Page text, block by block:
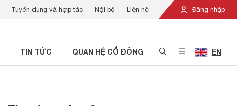
Đăng nhập
Tuyển dụng và hợp tác Nội bộ Liên hệ
TIN TỨC QUAN HỆ CỔ ĐÔNG EN